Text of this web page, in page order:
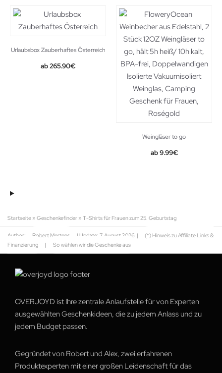
Urlaubsbox Zauberhaftes Österreich
265.90€
Weingläser to go
9.99€
Startseite » Geschenkefinder » T-Shirts für Frauen zum 25. Geburtstag
Author: Robert Mertens | Update: 7. August 2026 |
(*) Hinweis zu Affiliate Links &
Finanzierung
| So wählen wir die Geschenke aus
OVERJOYD ist Ihre zentrale Anlaufstelle für von Experten
ausgewählten Geschenkideen, die zu jedem Anlass und zu
jedem Budget passen.
Gegründet von Robert und Alex, zwei erfahrenen
Produktexperten mit einer großen Leidenschaft für das